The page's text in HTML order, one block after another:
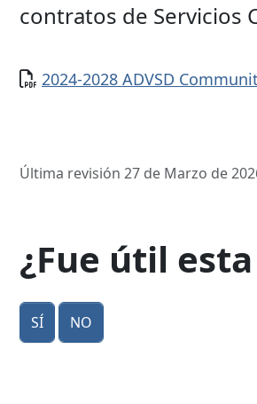
contratos de Servicios
Documento
2024-2028 ADVSD
Última revisión 27 de Marzo de
¿Fue útil
Sí No